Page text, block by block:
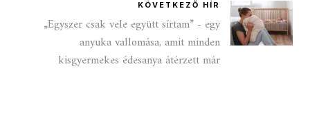
KÖVETKEZŐ HÍR
„Egyszer csak vele együtt sírtam” - egy
anyuka vallomása, amit minden
kisgyermekes édesanya átérzett már